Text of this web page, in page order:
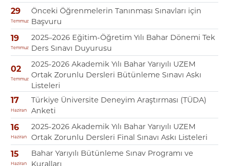
29
Temmuz
Önceki Öğrenmelerin Tanınması Sınavları için
Başvuru
19
Temmuz
2025–2026 Eğitim-Öğretim Yılı Bahar Dönemi Tek
Ders Sınavı Duyurusu
02
Temmuz
2025-2026 Akademik Yılı Bahar Yarıyılı UZEM
Ortak Zorunlu Dersleri Bütünleme Sınavı Askı
Listeleri
17
Haziran
Türkiye Üniversite Deneyim Araştırması (TÜDA)
Anketi
16
Haziran
2025-2026 Akademik Yılı Bahar Yarıyılı UZEM
Ortak Zorunlu Dersleri Final Sınavı Askı Listeleri
15
Haziran
Bahar Yarıyılı Bütünleme Sınav Programı ve
Kuralları